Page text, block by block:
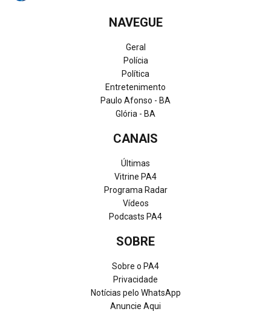
NAVEGUE
Geral
Polícia
Política
Entretenimento
Paulo Afonso - BA
Glória - BA
CANAIS
Últimas
Vitrine PA4
Programa Radar
Vídeos
Podcasts PA4
SOBRE
Sobre o PA4
Privacidade
Notícias pelo WhatsApp
Anuncie Aqui